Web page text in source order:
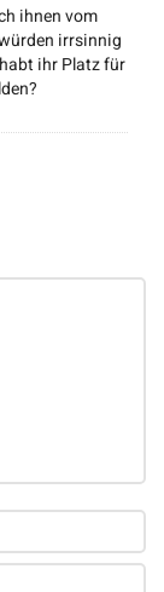
ihnen vom
irrsinnig
ihr Platz für